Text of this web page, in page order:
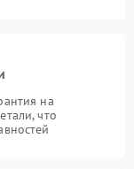
на
что